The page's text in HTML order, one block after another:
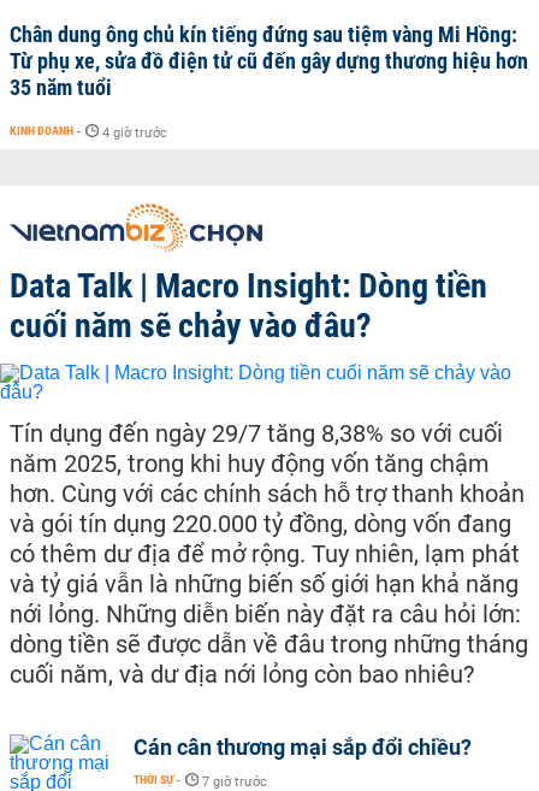
Chân dung ông chủ kín tiếng đứng sau tiệm vàng Mi Hồng:
Từ phụ xe, sửa đồ điện tử cũ đến gây dựng thương hiệu hơn
35 năm tuổi
KINH DOANH - 4 giờ trước
Data Talk | Macro Insight: Dòng tiền
cuối năm sẽ chảy vào đâu?
Tín dụng đến ngày 29/7 tăng 8,38% so với cuối
năm 2025, trong khi huy động vốn tăng chậm
hơn. Cùng với các chính sách hỗ trợ thanh khoản
và gói tín dụng 220.000 tỷ đồng, dòng vốn đang
có thêm dư địa để mở rộng. Tuy nhiên, lạm phát
và tỷ giá vẫn là những biến số giới hạn khả năng
nới lỏng. Những diễn biến này đặt ra câu hỏi lớn:
dòng tiền sẽ được dẫn về đâu trong những tháng
cuối năm, và dư địa nới lỏng còn bao nhiêu?
Cán cân thương mại sắp đổi chiều?
THỜI SỰ - 7 giờ trước